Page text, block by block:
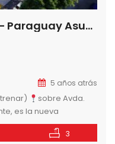
Departamento – Venta – Paraguay Asunción Madame Lynch VENDO EXCLUSIVOS DEPTOS S/ AVDA PRIMER PRESIDENTE
5 años atrás
sobre Avda.
es la nueva
estilo, distribuidas en
ideal para vivir
3